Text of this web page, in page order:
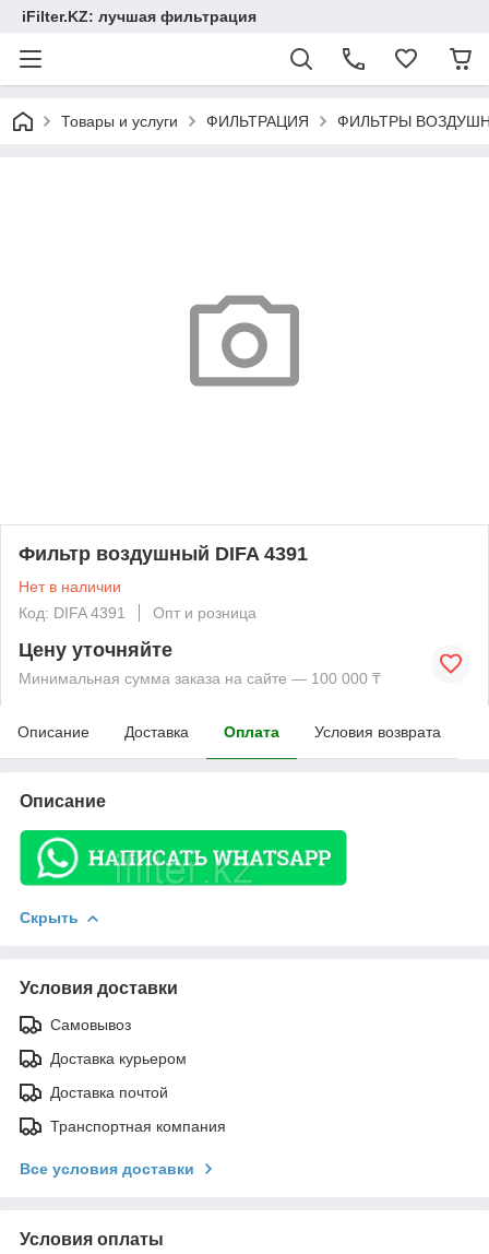
iFilter.KZ: лучшая фильтрация
Товары и услуги ФИЛЬТРАЦИЯ ФИЛЬТРЫ
Фильтр воздушный DIFA 4391
Нет в наличии
Код: DIFA 4391
Опт и розница
Цену уточняйте
Минимальная сумма заказа на сайте — 100 000 ₸
Описание Доставка Оплата Условия возврата
Описание
Скрыть
Условия доставки
Самовывоз
Доставка курьером
Доставка почтой
Транспортная компания
Все условия доставки
Условия оплаты